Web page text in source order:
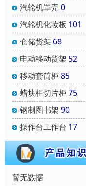
汽轮机罩壳0
汽轮机化妆板 101
仓储货架 68
电动移动货架 52
移动套筒柜85
蜡块柜切片柜75
钢制图书架 90
操作台工作台 17
暂无数据